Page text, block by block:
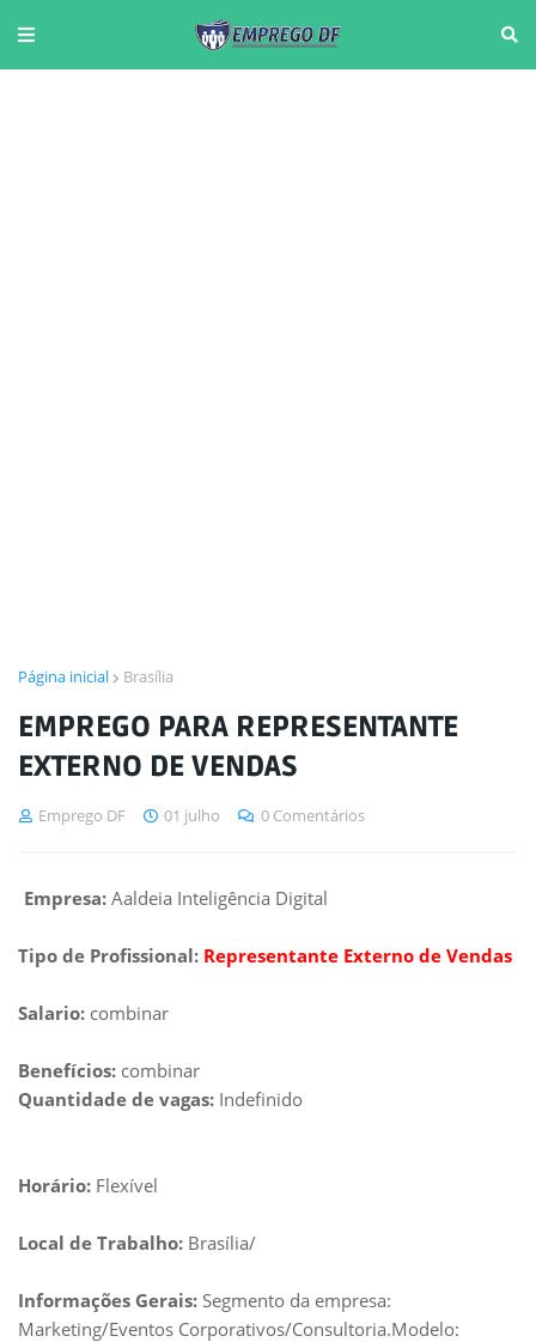
Página inicial Brasília
EMPREGO PARA REPRESENTANTE
EXTERNO DE VENDAS
Emprego DF 01 julho 0 Comentários
Empresa: Aaldeia Inteligência Digital
Tipo de Profissional: Representante Externo de Vendas
Salario: combinar
Benefícios: combinar
Quantidade de vagas: Indefinido
Horário: Flexível
Local de Trabalho: Brasília/
Informações Gerais: Segmento da empresa:
Marketing/Eventos Corporativos/Consultoria.Modelo: